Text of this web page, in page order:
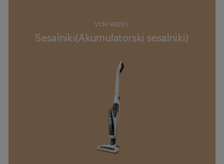
VCH 9929 L
Sesalniki(Akumulatorski sesalniki)